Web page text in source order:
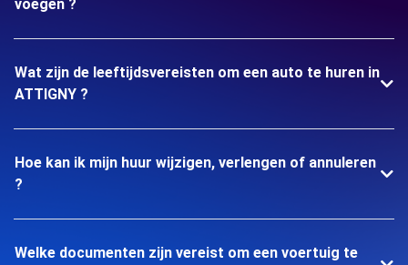
voegen ?
Wat zijn de leeftijdsvereisten om een auto te huren in
ATTIGNY ?
Hoe kan ik mijn huur wijzigen, verlengen of annuleren
?
Welke documenten zijn vereist om een voertuig te